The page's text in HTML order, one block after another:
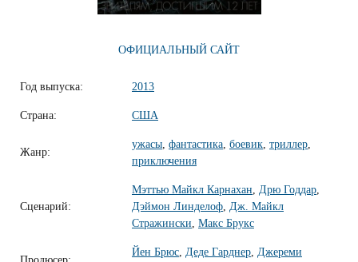
ОФИЦИАЛЬНЫЙ САЙТ
Год выпуска: 2013
Страна: США
Жанр:
ужасы фантастика боевик триллер
приключения
Сценарий:
Мэттью Майкл Карнахан Дрю Годдар
Дэймон Линделоф Дж. Майкл
Стражински Макс Брукс
Йен Брюс Деде Гарднер Джереми